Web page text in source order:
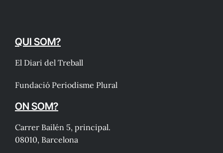
QUI SOM?
El Diari del Treball
Fundació Periodisme Plural
ON SOM?
Carrer Bailén 5, principal.
08010, Barcelona